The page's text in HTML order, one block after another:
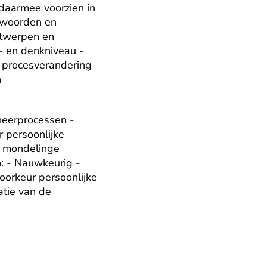
voorzien in
en
en
en denkniveau -
-
persoonlijke
- Nauwkeurig -
persoonlijke
van de